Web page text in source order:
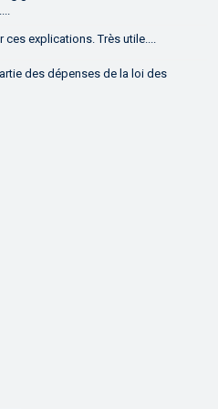
ces explications. Très utile....
des dépenses de la loi des